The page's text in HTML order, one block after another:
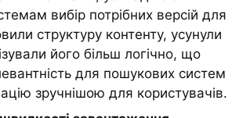
вибір потрібних версій для
структуру контенту, усунули
його більш логічно, що
для пошукових систем
зручнішою для користувачів.